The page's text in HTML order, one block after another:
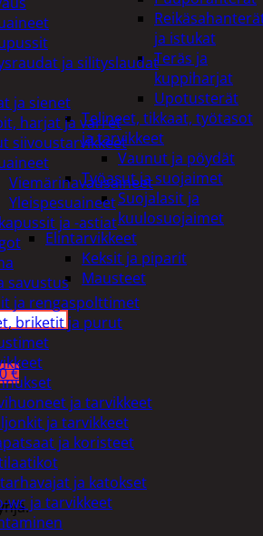
ja istukat
Teräs ja
kuppiharjat
Upotusterät
Telineet, tikkaat, työtasot
ja tarvikkeet
Vaunut ja pöydät
Työasut ja suojaimet
Suojalasit ja
kuulosuojaimet
Elintarvikkeet
Keksit ja piparit
Mausteet
€
ja silityslaudat
ja sienet
harjat ja varret
siivoustarvikkeet
Viemärinavausaineet
Yleispesuaineet
ja -astiat
savustus
ja rengaspolttimet
briketit ja purut
ja tarvikkeet
ja tarvikkeet
ja koristeet
ja katokset
wc ja tarvikkeet